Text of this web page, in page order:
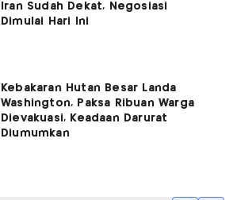
Iran Sudah Dekat, Negosiasi
Dimulai Hari Ini
Kebakaran Hutan Besar Landa
Washington, Paksa Ribuan Warga
Dievakuasi, Keadaan Darurat
Diumumkan